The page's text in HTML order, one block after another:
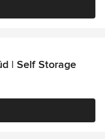
| Self Storage